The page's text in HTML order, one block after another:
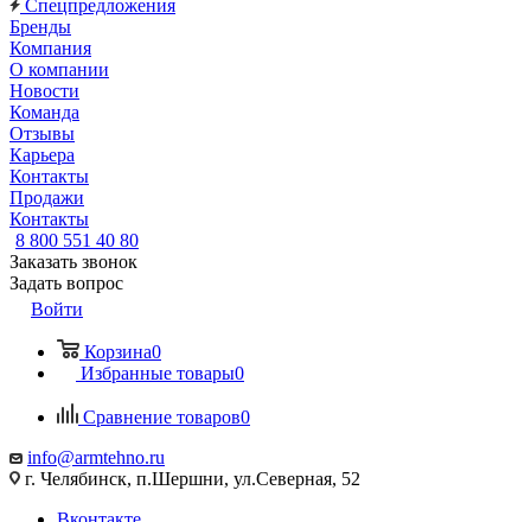
Спецпредложения
Бренды
Компания
О компании
Новости
Команда
Отзывы
Карьера
Контакты
Продажи
Контакты
8 800 551 40 80
Заказать звонок
Задать вопрос
Войти
Корзина0
Избранные товары0
Сравнение товаров0
info@armtehno.ru
г. Челябинск, п.Шершни, ул.Северная, 52